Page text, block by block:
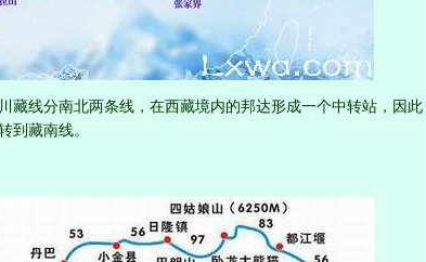
藏线分南北两条线，在西藏境内的邦达形成一个中转站，因此
到藏南线。